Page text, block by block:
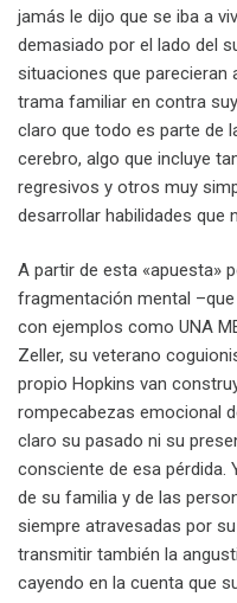
jamás le dijo que se iba a
demasiado por el lado del
situaciones que parecieran
trama familiar en contra
claro que todo es parte de
cerebro, algo que incluye
regresivos y otros muy
desarrollar habilidades que
A partir de esta «apuesta»
fragmentación mental
con ejemplos como UNA
Zeller, su veterano
propio Hopkins van
rompecabezas emocional
claro su pasado ni su
consciente de esa pérdida.
de su familia y de las
siempre atravesadas por
transmitir también la
cayendo en la cuenta que